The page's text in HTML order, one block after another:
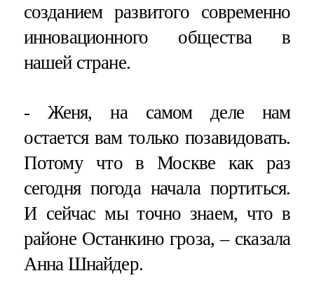
созданием развитого современно
инновационного общества в
нашей стране.
- Женя, на самом деле нам
остается вам только позавидовать.
Потому что в Москве как раз
сегодня погода начала портиться.
И сейчас мы точно знаем, что в
районе Останкино гроза, – сказала
Анна Шнайдер.